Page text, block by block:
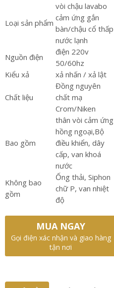
Loại sản phẩm
vòi chậu lavabo
cảm ứng gắn
bàn/chậu cổ thấp
nước lạnh
Nguồn điện
điện 220v
50/60hz
Kiểu xả
xả nhấn / xả lật
Chất liệu
Đồng nguyên
chất mạ
Crom/Niken
Bao gồm
thân vòi cảm ứng
hồng ngoại,Bộ
điều khiển, dây
cấp, van khoá
nước
Không bao
gồm
Ống thải, Siphon
chữ P, van nhiệt
độ
MUA NGAY
Gọi điện xác nhận và giao hàng
tận nơi